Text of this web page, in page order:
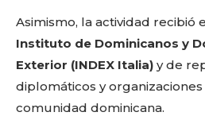
Asimismo, la actividad recibió
Instituto de Dominicanos y
Exterior (INDEX Italia) y de
diplomáticos y
comunidad dominicana.